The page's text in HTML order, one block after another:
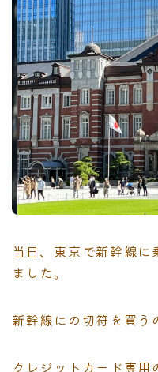
当日、東京で新幹線に
ました。
新幹線にの切符を買う
クレジットカード専